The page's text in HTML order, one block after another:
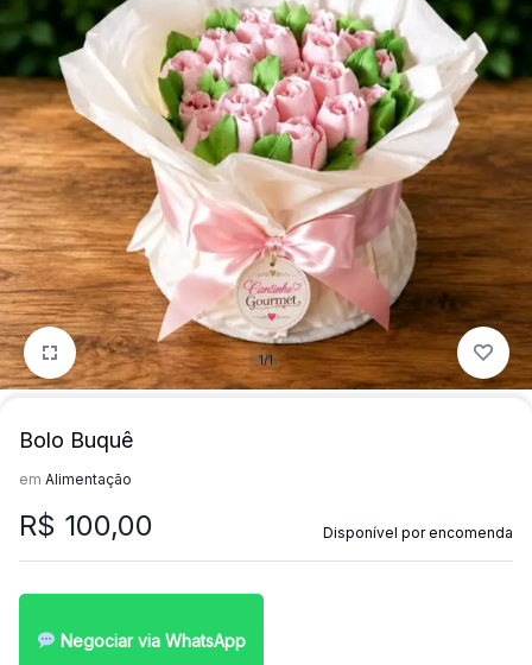
quem
mais
precisa!
precisa!
1/1
Bolo Buquê
em Alimentação
R$ 100,00 Disponível por encomenda
Negociar via WhatsApp